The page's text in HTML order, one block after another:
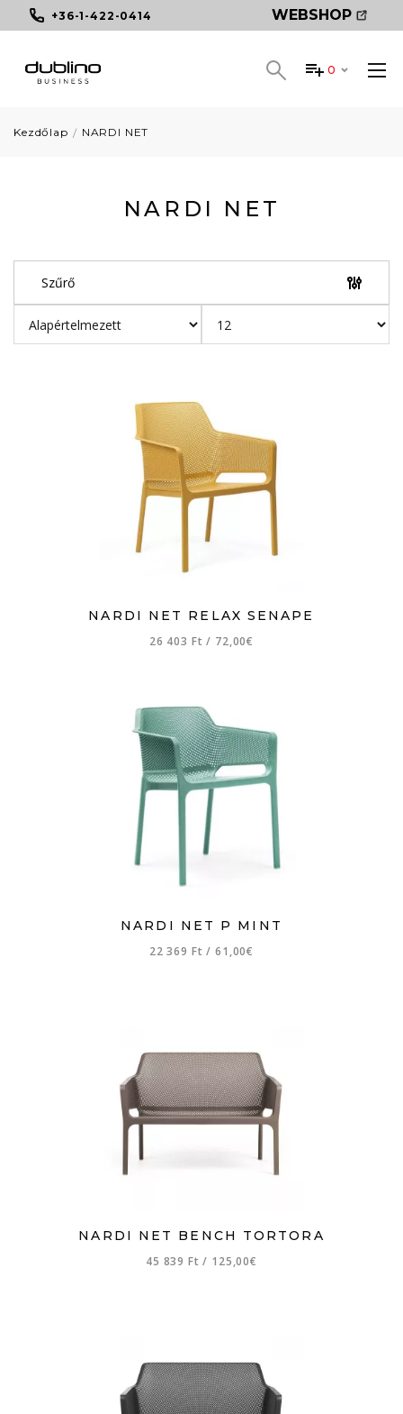
+36-1-422-0414 WEBSHOP
0
Kezdőlap NARDI NET
NARDI NET
Szűrő
NARDI NET RELAX SENAPE
26 403 Ft/ 72,00€
NARDI NET P MINT
22 369 Ft/ 61,00€
NARDI NET BENCH TORTORA
45 839 Ft/ 125,00€